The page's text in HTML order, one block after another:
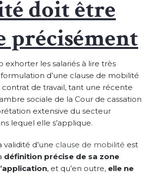
doit être
précisément
exhorter les salariés à lire très
d’une clause de mobilité
contrat de travail, tant une récente
sociale de la Cour de cassation
extensive du secteur
lequel elle s’applique.
d’une clause de mobilité est
définition précise de sa zone
, et qu’en outre, elle ne